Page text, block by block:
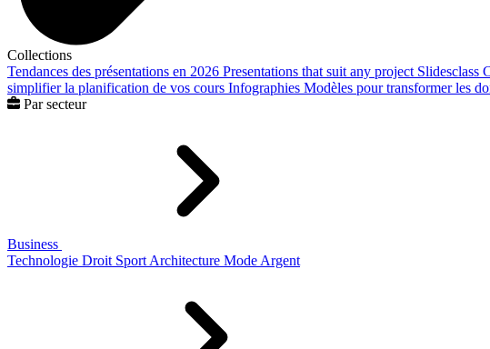
Collections
Tendances des présentations en 2026 Presentations that suit any project Slidesclass
simplifier la planification de vos cours Infographies Modèles pour transformer les
Par secteur
Business
Technologie Droit Sport Architecture Mode Argent